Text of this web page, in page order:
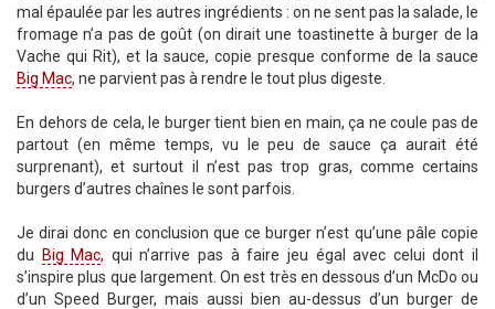
mal épaulée par les autres ingrédients : on ne sent pas la salade, le
fromage n’a pas de goût (on dirait une toastinette à burger de la
Vache qui Rit), et la sauce, copie presque conforme de la sauce
Big Mac, ne parvient pas à rendre le tout plus digeste.
En dehors de cela, le burger tient bien en main, ça ne coule pas de
partout (en même temps, vu le peu de sauce ça aurait été
surprenant), et surtout il n’est pas trop gras, comme certains
burgers d’autres chaînes le sont parfois.
Je dirai donc en conclusion que ce burger n’est qu’une pâle copie
du
Big Mac, qui n’arrive pas à faire jeu égal avec celui dont il
s’inspire plus que largement. On est très en dessous d’un McDo ou
d’un Speed Burger, mais aussi bien au-dessus d’un burger de